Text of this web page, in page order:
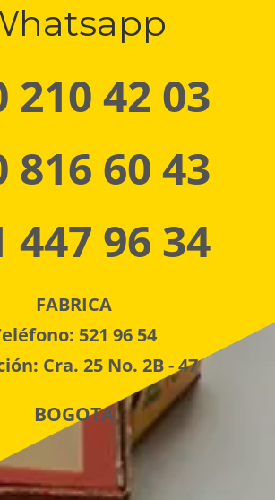
210 42 03
816 60 43
447 96 34
FABRICA
521 96 54
Cra. 25 No. 2B - 47
BOGOTA